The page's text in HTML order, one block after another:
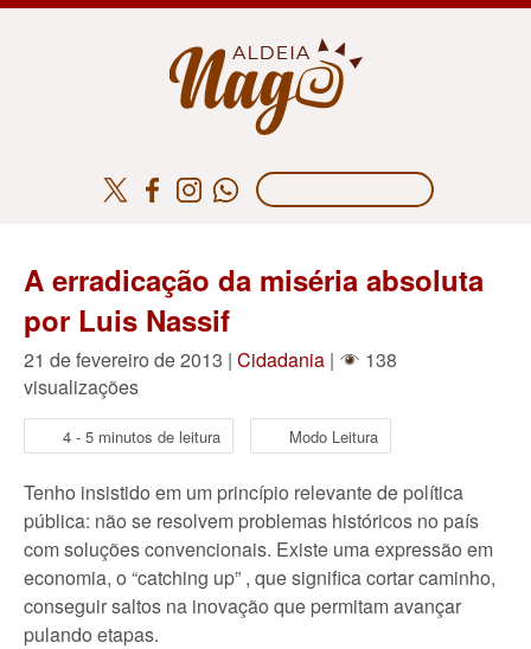
A erradicação da miséria absoluta
por Luis Nassif
21 de fevereiro de 2013 | Cidadania |
138
visualizações
4 - 5 minutos de leitura Modo Leitura
Tenho insistido em um princípio relevante de política
pública: não se resolvem problemas históricos no país
com soluções convencionais. Existe uma expressão em
economia, o “catching up” , que significa cortar caminho,
conseguir saltos na inovação que permitam avançar
pulando etapas.